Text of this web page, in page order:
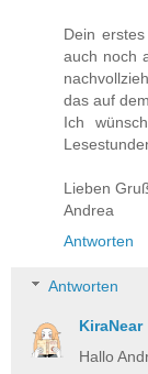
Dein
auch noch
das auf
Ich
Lieben
Andrea
Antworten
Antworten
KiraNear
Hallo